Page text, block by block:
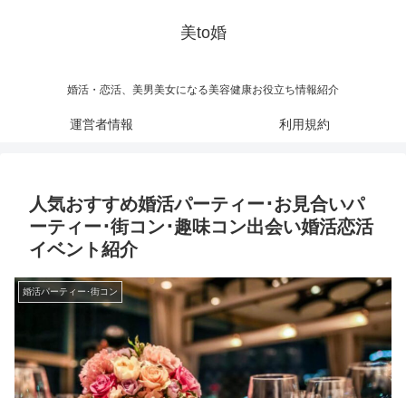
美to婚
婚活・恋活、美男美女になる美容健康お役立ち情報紹介
運営者情報 利用規約
人気おすすめ婚活パーティー･お見合いパ
ーティー･街コン･趣味コン出会い婚活恋活
イベント紹介
婚活パーティー･街コン